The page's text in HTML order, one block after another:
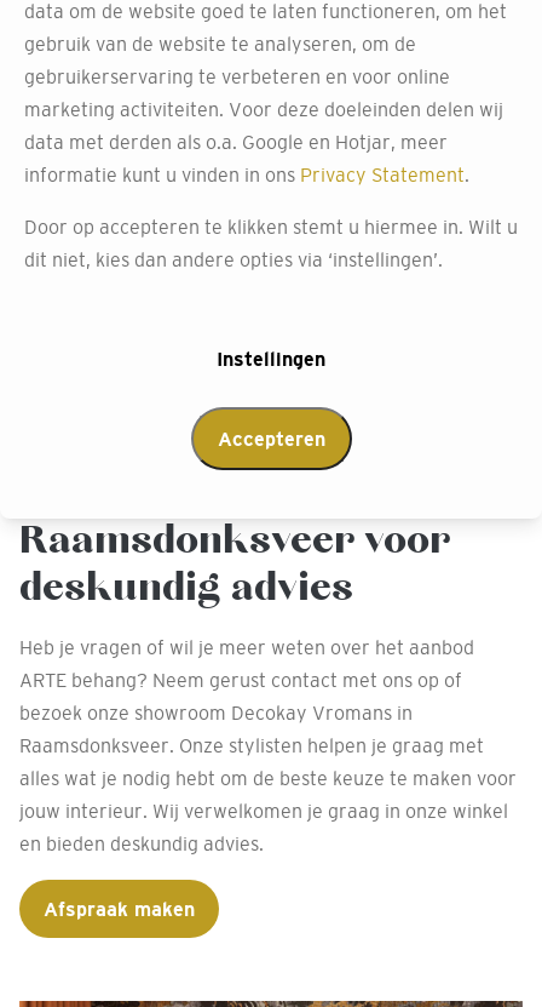
Bezoek onze winkel om de ARTE behang collectie zelf te
ervaren. Hier kun je door honderden inspiratieboeken
bladeren en grote panelen bewonderen die beplakt zijn
met de nieuwste designs. Wil je een voorbeeld van hoe
het behang in jouw huis eruit zou zien? Vraag ons om
helpen je graag jouw perfecte interieur samen te stellen.
Neem contact op met
Raamsdonksveer voor
deskundig advies
Heb je vragen of wil je meer weten over het aanbod
ARTE behang? Neem gerust contact met ons op of
bezoek onze showroom Decokay Vromans in
Raamsdonksveer. Onze stylisten helpen je graag met
alles wat je nodig hebt om de beste keuze te maken voor
jouw interieur. Wij verwelkomen je graag in onze winkel
en bieden deskundig advies.
Afspraak maken
data om de website goed te laten functioneren, om het
gebruik van de website te analyseren, om de
gebruikerservaring te verbeteren en voor online
marketing activiteiten. Voor deze doeleinden delen wij
data met derden als o.a. Google en Hotjar, meer
informatie kunt u vinden in ons Privacy Statement
Door op accepteren te klikken stemt u hiermee in. Wilt u
dit niet, kies dan andere opties via ‘instellingen’.
Instellingen
Accepteren